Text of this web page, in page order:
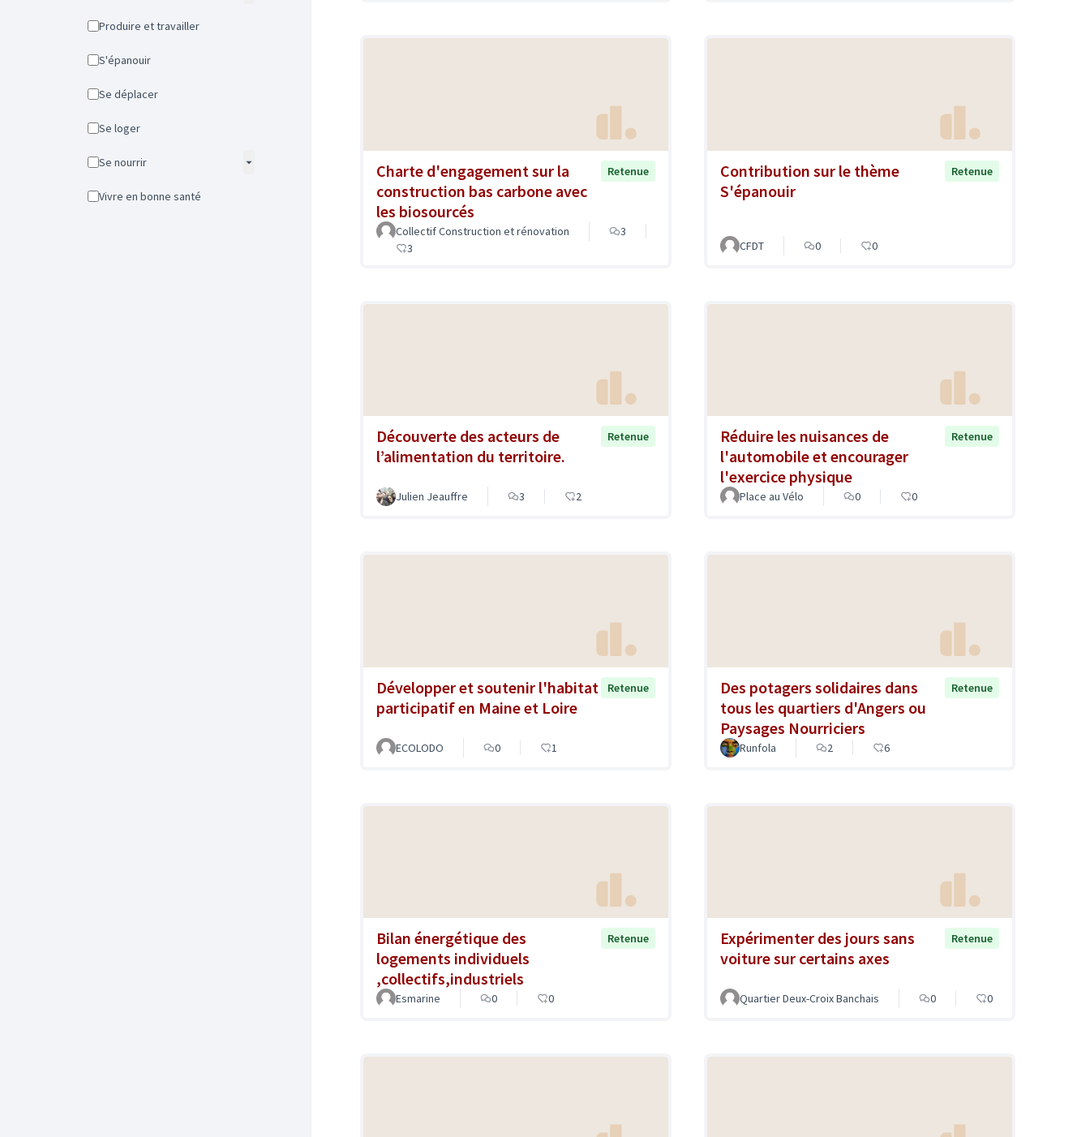
Produire et travailler
S'épanouir
Se déplacer
Se loger
Se nourrir
Vivre en bonne santé
Charte d'engagement sur la
construction bas carbone avec
les biosourcés
Retenue
Collectif Construction et rénovation
3
3
Contribution sur le thème
S'épanouir
Retenue
CFDT 0 0
Découverte des acteurs de
l’alimentation du territoire.
Retenue
Julien Jeauffre 3 2
Réduire les nuisances de
l'automobile et encourager
l'exercice physique
Retenue
Place au Vélo 0 0
Développer et soutenir l'habitat
participatif en Maine et Loire
Retenue
ECOLODO 0 1
Des potagers solidaires dans
tous les quartiers d'Angers ou
Paysages Nourriciers
Retenue
Runfola 2 6
Bilan énergétique des
logements individuels
,collectifs,industriels
Retenue
Esmarine 0 0
Expérimenter des jours sans
voiture sur certains axes
Retenue
Quartier Deux-Croix Banchais 0 0